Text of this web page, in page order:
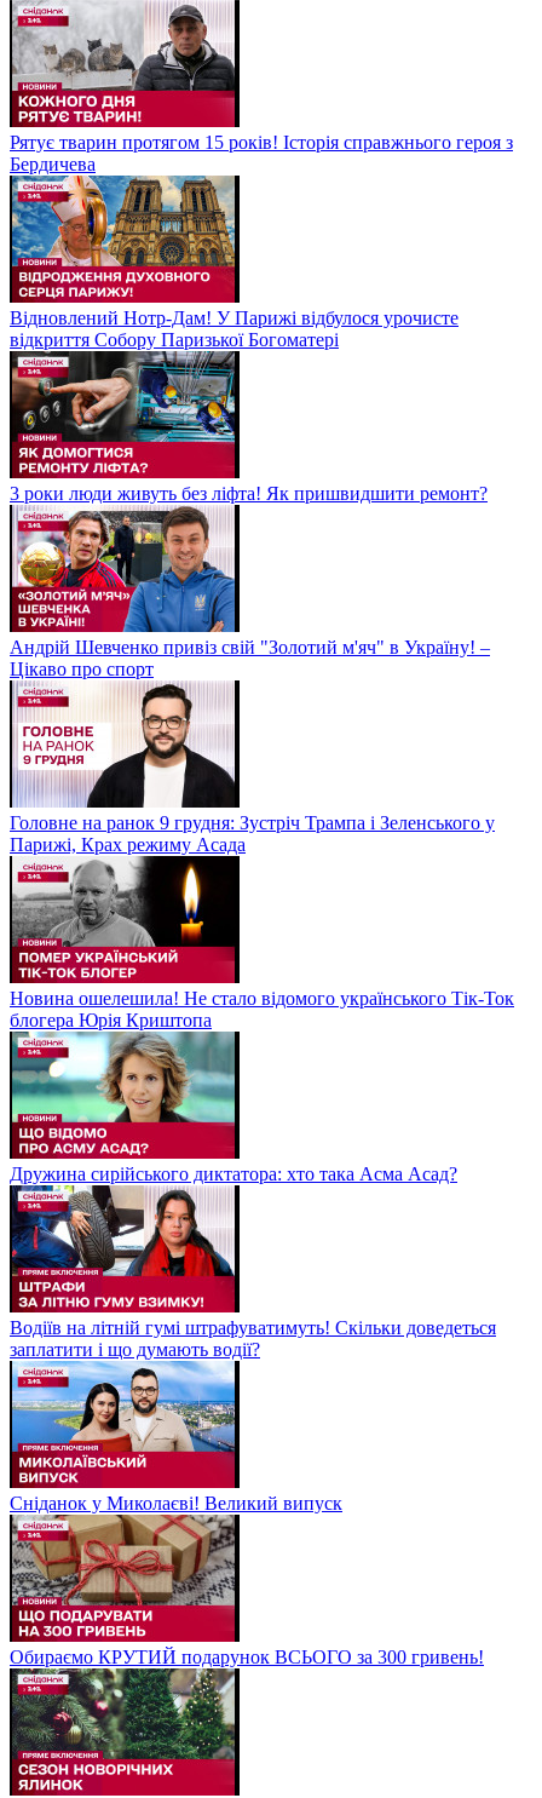
Рятує тварин протягом 15 років! Історія справжнього героя з
Бердичева
Відновлений Нотр-Дам! У Парижі відбулося урочисте
відкриття Собору Паризької Богоматері
3 роки люди живуть без ліфта! Як пришвидшити ремонт?
Андрій Шевченко привіз свій "Золотий м'яч" в Україну! –
Цікаво про спорт
Головне на ранок 9 грудня: Зустріч Трампа і Зеленського у
Парижі, Крах режиму Асада
Новина ошелешила! Не стало відомого українського Тік-Ток
блогера Юрія Криштопа
Дружина сирійського диктатора: хто така Асма Асад?
Водіїв на літній гумі штрафуватимуть! Скільки доведеться
заплатити і що думають водії?
Сніданок у Миколаєві! Великий випуск
Обираємо КРУТИЙ подарунок ВСЬОГО за 300 гривень!